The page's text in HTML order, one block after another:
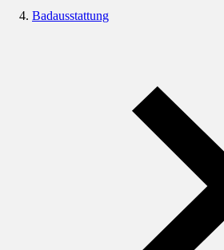
Badausstattung